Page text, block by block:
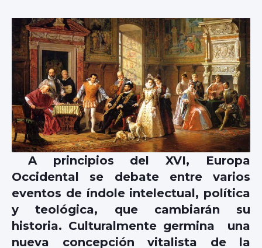
A principios del XVI, Europa
Occidental se debate entre varios
eventos de índole intelectual, política
y teológica, que cambiarán su
historia. Culturalmente germina una
nueva concepción vitalista de la